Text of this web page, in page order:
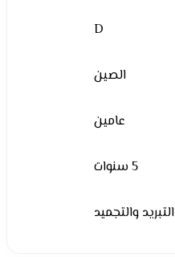
D
الصين
عامين
5 سنوات
التبريد والتجميد